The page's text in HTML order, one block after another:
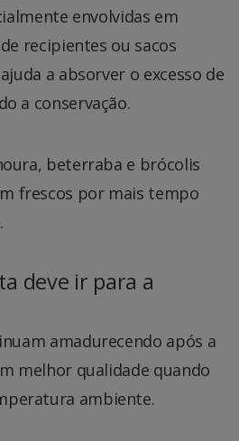
envolvidas em
recipientes ou sacos
a absorver o excesso de
a conservação.
beterraba e brócolis
frescos por mais tempo
deve ir para a
amadurecendo após a
melhor qualidade quando
ambiente.